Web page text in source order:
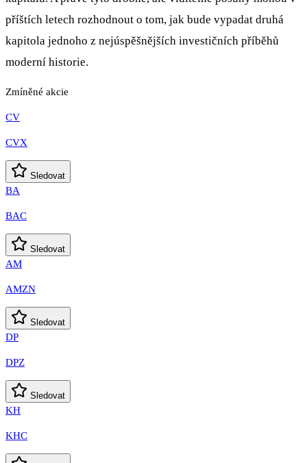
příštích letech rozhodnout o tom, jak bude vypadat druhá
kapitola jednoho z nejúspěšnějších investičních příběhů
moderní historie.
Zmíněné akcie
CV
CVX
Sledovat
BA
BAC
Sledovat
AM
AMZN
Sledovat
DP
DPZ
Sledovat
KH
KHC